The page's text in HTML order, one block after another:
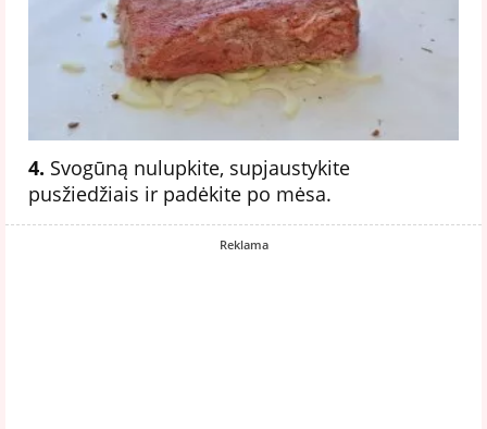
4. Svogūną nulupkite, supjaustykite
pusžiedžiais ir padėkite po mėsa.
Reklama